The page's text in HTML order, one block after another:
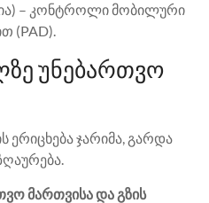
– კონტროლი მობილური
(PAD).
უნებართვო
ერიცხება ჯარიმა, გარდა
მართვისა და გზის